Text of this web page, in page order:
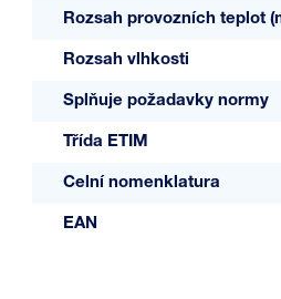
Rozsah provozních teplot
Rozsah vlhkosti
Splňuje požadavky normy
Třída ETIM
Celní nomenklatura
EAN